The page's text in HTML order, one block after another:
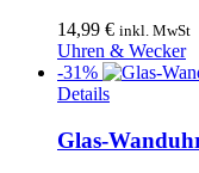
werden
14,99 € inkl. MwSt
Uhren & Wecker
-31%
Details
Glas-